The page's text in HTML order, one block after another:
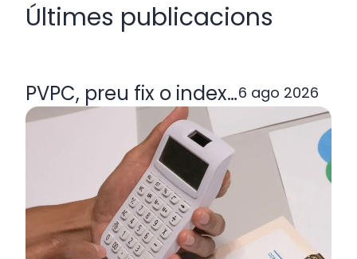
Últimes publicacions
PVPC, preu fix o indexada: quina
6 ago 2026